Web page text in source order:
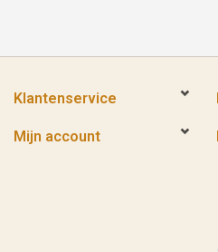
Klantenservice
Mijn account